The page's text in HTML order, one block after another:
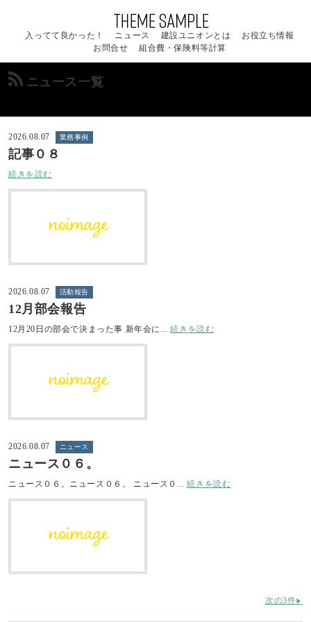
入ってて良かった！ ニュース 建設ユニオンとは
お役立ち情報
お問合せ
組合費・保険料等計算
ニュース一覧
2026.08.07 業務事例
記事０８
続きを読む
2026.08.07 活動報告
12月部会報告
12月20日の部会で決まった事 新年会に...続きを読む
2026.08.07 ニュース
ニュース０６。
ニュース０６。ニュース０６。 ニュース０...続きを読む
次の3件 ▶︎